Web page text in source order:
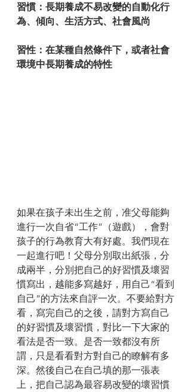
習慣：長期養成不易改變的自動化行
為、傾向、生活方式、社會風尚
習性：在某種自然條件下，或者社會
環境中長期養成的特性
如果在孩子未出生之前，准父母能夠
進行一次自省“工作”（遊戲），會對
孩子的行為教育大有好處。我們現在
一起進行吧！父母分別取出紙張，分
成兩半，分別把自己的好習慣及壞習
慣寫出，越能多寫越好，用自己“看到
自己”的方法來自評一次。不要給對方
看，寫完自己的之後，請對方寫自己
的好習慣及壞習慣，對比一下大家的
看法是否一致。是否一致都沒有所
謂，只是看看對方對自己的瞭解有多
深。然後自己在自己填的那一張表
上，把自己認為最容易改變的壞習慣